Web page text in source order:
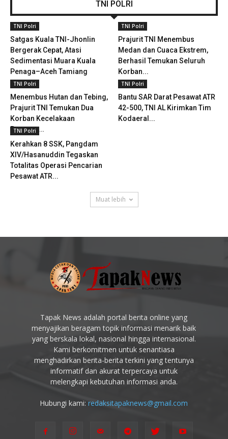
TNI POLRI
TNI Polri
Satgas Kuala TNI-Jhonlin
Bergerak Cepat, Atasi
Sedimentasi Muara Kuala
Penaga–Aceh Tamiang
TNI Polri
Prajurit TNI Menembus
Medan dan Cuaca Ekstrem,
Berhasil Temukan Seluruh
Korban...
TNI Polri
Menembus Hutan dan Tebing,
Prajurit TNI Temukan Dua
Korban Kecelakaan
Pesawat...
TNI Polri
Bantu SAR Darat Pesawat ATR
42-500, TNI AL Kirimkan Tim
Kodaeral...
TNI Polri
Kerahkan 8 SSK, Pangdam
XIV/Hasanuddin Tegaskan
Totalitas Operasi Pencarian
Pesawat ATR...
Muat lebih
Tapak News adalah portal berita online yang
menyajikan beragam topik informasi menarik baik
yang berskala lokal, nasional hingga internasional.
Kami berkomitmen untuk senantiasa
menghadirkan berita-berita terkini yang tentunya
informatif dan akurat terpercaya untuk
melengkapi kebutuhan informasi anda.
Hubungi kami:redaksitapaknews@gmail.com